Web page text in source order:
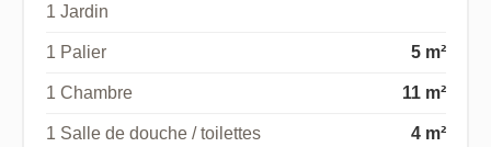
1 Jardin
1 Palier 5 m²
1 Chambre 11 m²
1 Salle de douche / toilettes 4 m²